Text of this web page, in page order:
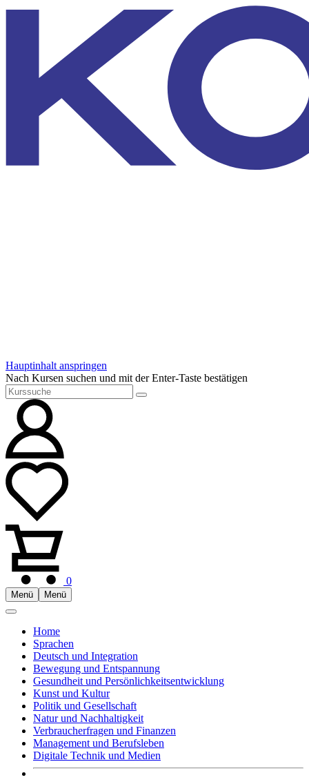
Hauptinhalt anspringen
Nach Kursen suchen und mit der Enter-Taste bestätigen
0
Menü Menü
Home
Sprachen
Deutsch und Integration
Bewegung und Entspannung
Gesundheit und Persönlichkeitsentwicklung
Kunst und Kultur
Politik und Gesellschaft
Natur und Nachhaltigkeit
Verbraucherfragen und Finanzen
Management und Berufsleben
Digitale Technik und Medien